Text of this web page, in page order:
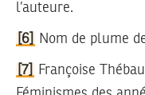
l’auteure.
[6] Nom de plume
[7]
Françoise